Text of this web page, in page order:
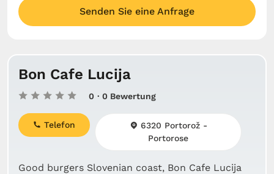
Senden Sie eine Anfrage
Bon Cafe Lucija
0 · 0 Bewertung
Good burgers Slovenian coast, Bon Cafe Lucija
Telefon
6320 Portorož -
Portorose